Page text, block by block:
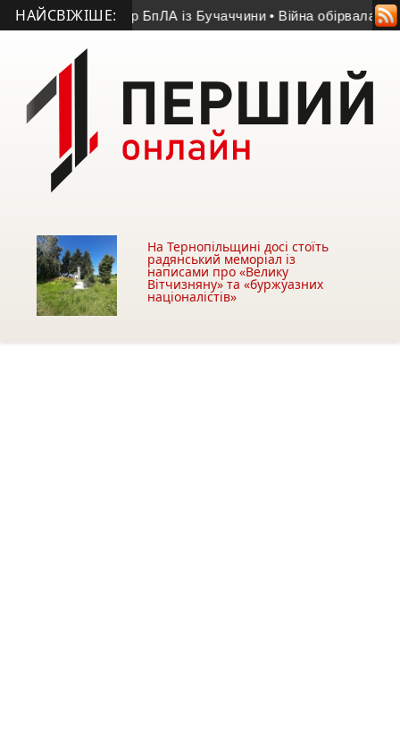
НАЙСВІЖІШЕ:
оператор БпЛА із Бучаччини • Війна обірвала життя
На Тернопільщині досі стоїть
радянський меморіал із
написами про «Велику
Вітчизняну» та «буржуазних
націоналістів»